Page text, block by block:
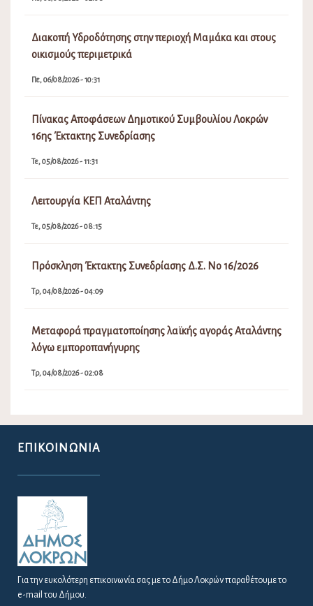
Διακοπή Υδροδότησης στην περιοχή Μαμάκα και στους
οικισμούς περιμετρικά
Πε, 06/08/2026 - 10:31
Πίνακας Αποφάσεων Δημοτικού Συμβουλίου Λοκρών
16ης Έκτακτης Συνεδρίασης
Τε, 05/08/2026 - 11:31
Λειτουργία ΚΕΠ Αταλάντης
Τε, 05/08/2026 - 08:15
Πρόσκληση Έκτακτης Συνεδρίασης Δ.Σ. Νο 16/2026
Τρ, 04/08/2026 - 04:09
Μεταφορά πραγματοποίησης λαϊκής αγοράς Αταλάντης
λόγω εμποροπανήγυρης
Τρ, 04/08/2026 - 02:08
ΕΠΙΚΟΙΝΩΝΊΑ
Για την ευκολότερη επικοινωνία σας με το Δήμο Λοκρών παραθέτουμε το
e-mail του Δήμου.